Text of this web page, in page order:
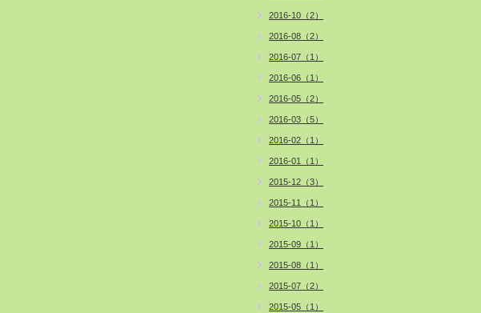
2016-10（2）
2016-08（2）
2016-07（1）
2016-06（1）
2016-05（2）
2016-03（5）
2016-02（1）
2016-01（1）
2015-12（3）
2015-11（1）
2015-10（1）
2015-09（1）
2015-08（1）
2015-07（2）
2015-05（1）